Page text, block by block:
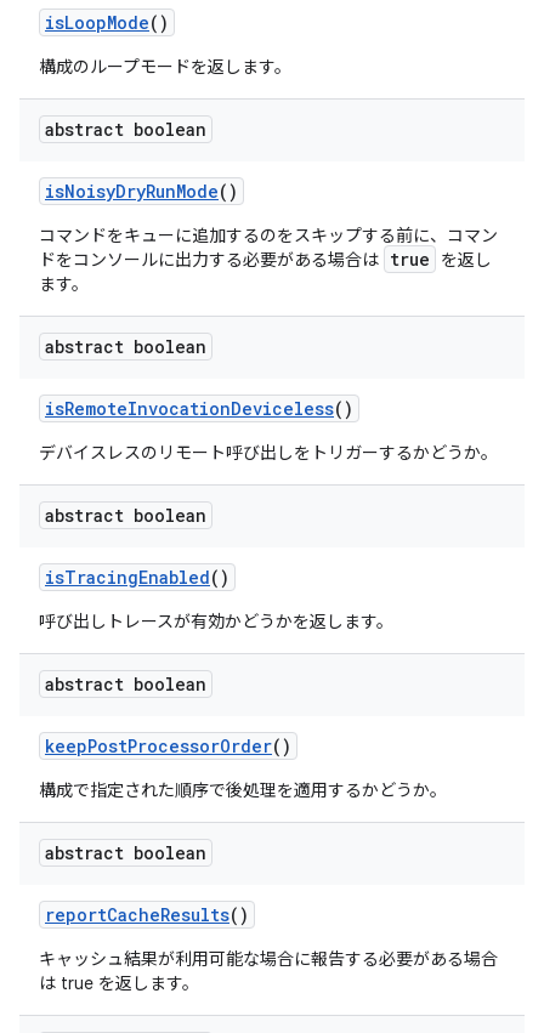
isLoopMode()
構成のループモードを返します。
abstract boolean
isNoisyDryRunMode()
コマンドをキューに追加するのをスキップする前に、コマン
ドをコンソールに出力する必要がある場合は true
を返し
ます。
abstract boolean
isRemoteInvocationDeviceless()
デバイスレスのリモート呼び出しをトリガーするかどうか。
abstract boolean
isTracingEnabled()
呼び出しトレースが有効かどうかを返します。
abstract boolean
keepPostProcessorOrder()
構成で指定された順序で後処理を適用するかどうか。
abstract boolean
reportCacheResults()
キャッシュ結果が利用可能な場合に報告する必要がある場合
は true を返します。